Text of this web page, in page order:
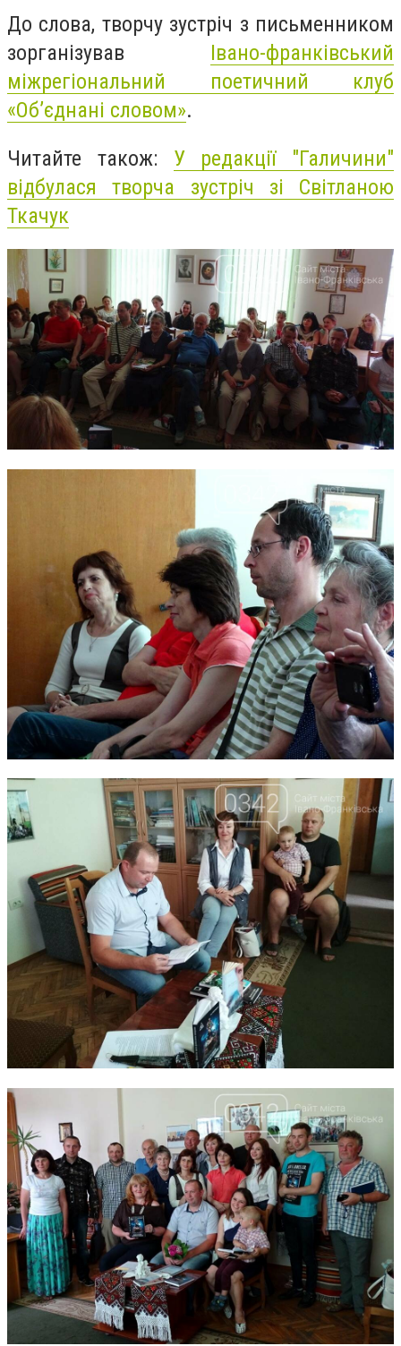
До слова, творчу зустріч з письменником
зорганізував Івано-франківський
міжрегіональний поетичний клуб
«Об’єднані словом».
Читайте також: У редакції "Галичини"
відбулася творча зустріч зі Світланою
Ткачук